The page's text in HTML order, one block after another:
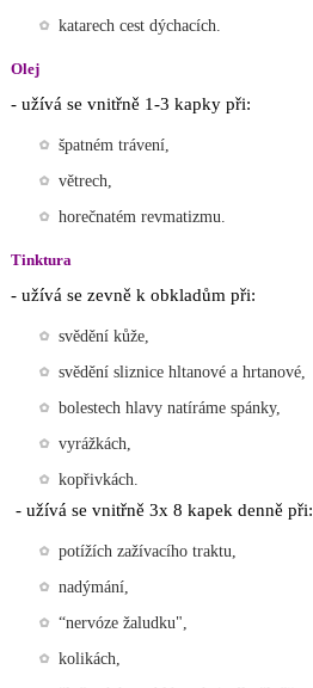
katarech cest dýchacích.
Olej
- užívá se vnitřně 1-3 kapky při:
špatném trávení,
větrech,
horečnatém revmatizmu.
Tinktura
- užívá se zevně k obkladům při:
svědění kůže,
svědění sliznice hltanové a hrtanové,
bolestech hlavy natíráme spánky,
vyrážkách,
kopřivkách.
- užívá se vnitřně 3x 8 kapek denně při:
potížích zažívacího traktu,
nadýmání,
“nervóze žaludku",
kolikách,